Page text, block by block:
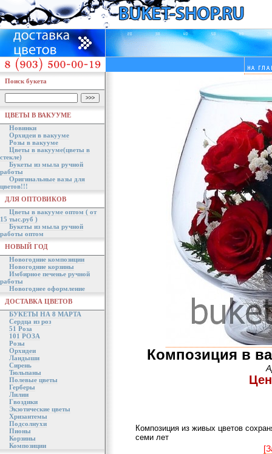
Поиск букета
ЦВЕТЫ В ВАКУУМЕ
Новинки
Орхидеи в вакууме
Розы в вакууме
Цветы в вакууме(цветы в
стекле)
Букеты из мыла ручной
работы
Оригинальные вазы для
цветов!!!
ДЛЯ ОПТОВИКОВ
Цветы в вакууме оптом ( от
15 тыс.руб )
Букеты из мыла ручной
работы оптом
НОВЫЙ ГОД
Новогодние композиции
Новогодние корзины
Имбирное печенье ручной
работы
Новогоднее оформление
ДОСТАВКА ЦВЕТОВ
БУКЕТЫ НА 8 МАРТА
Сердца из роз
51 Роза
101 РОЗА
Розы
Орхидеи
Ландыши
Сирень
Тюльпаны
Полевые цветы
Герберы
Лилии
Гвоздики
Экзотические цветы
Хризантемы
Подсолнухи
Пионы
Корзины
Композиции
Композиция в
Композиция из живых цветов
семи лет